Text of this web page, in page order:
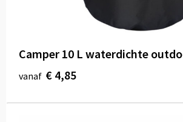
Camper 10 L waterdichte
vanaf € 4,85